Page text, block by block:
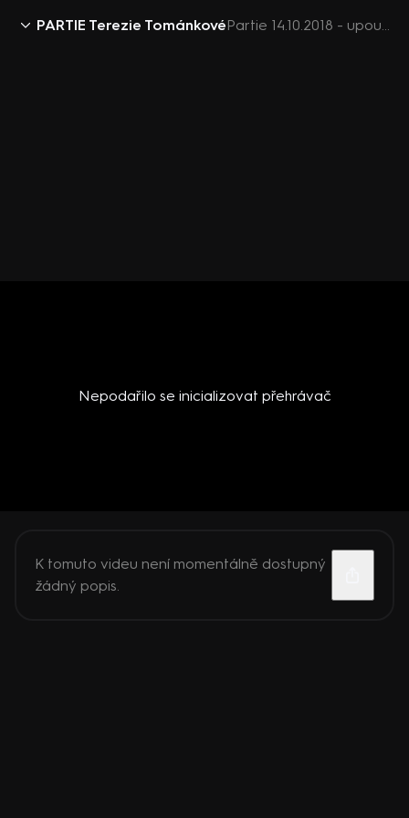
PARTIE Terezie Tománkové Partie 14.10.2018 - upoutávka
Nepodařilo se inicializovat přehrávač
K tomuto videu není momentálně dostupný
žádný popis.